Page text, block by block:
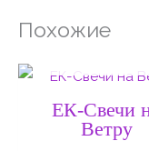
Похожие
ЕК-Свечи
Ветру